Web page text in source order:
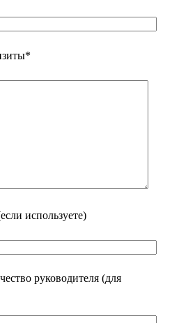
используете)
руководителя (для